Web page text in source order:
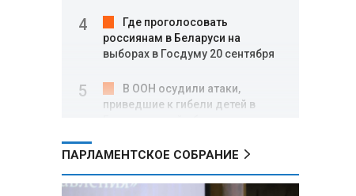
Где проголосовать
россиянам в Беларуси на
выборах в Госдуму 20 сентября
В ООН осудили атаки,
приведшие к гибели детей в
позиции: боец с позывным Гуль
ПАРЛАМЕНТСКОЕ СОБРАНИЕ